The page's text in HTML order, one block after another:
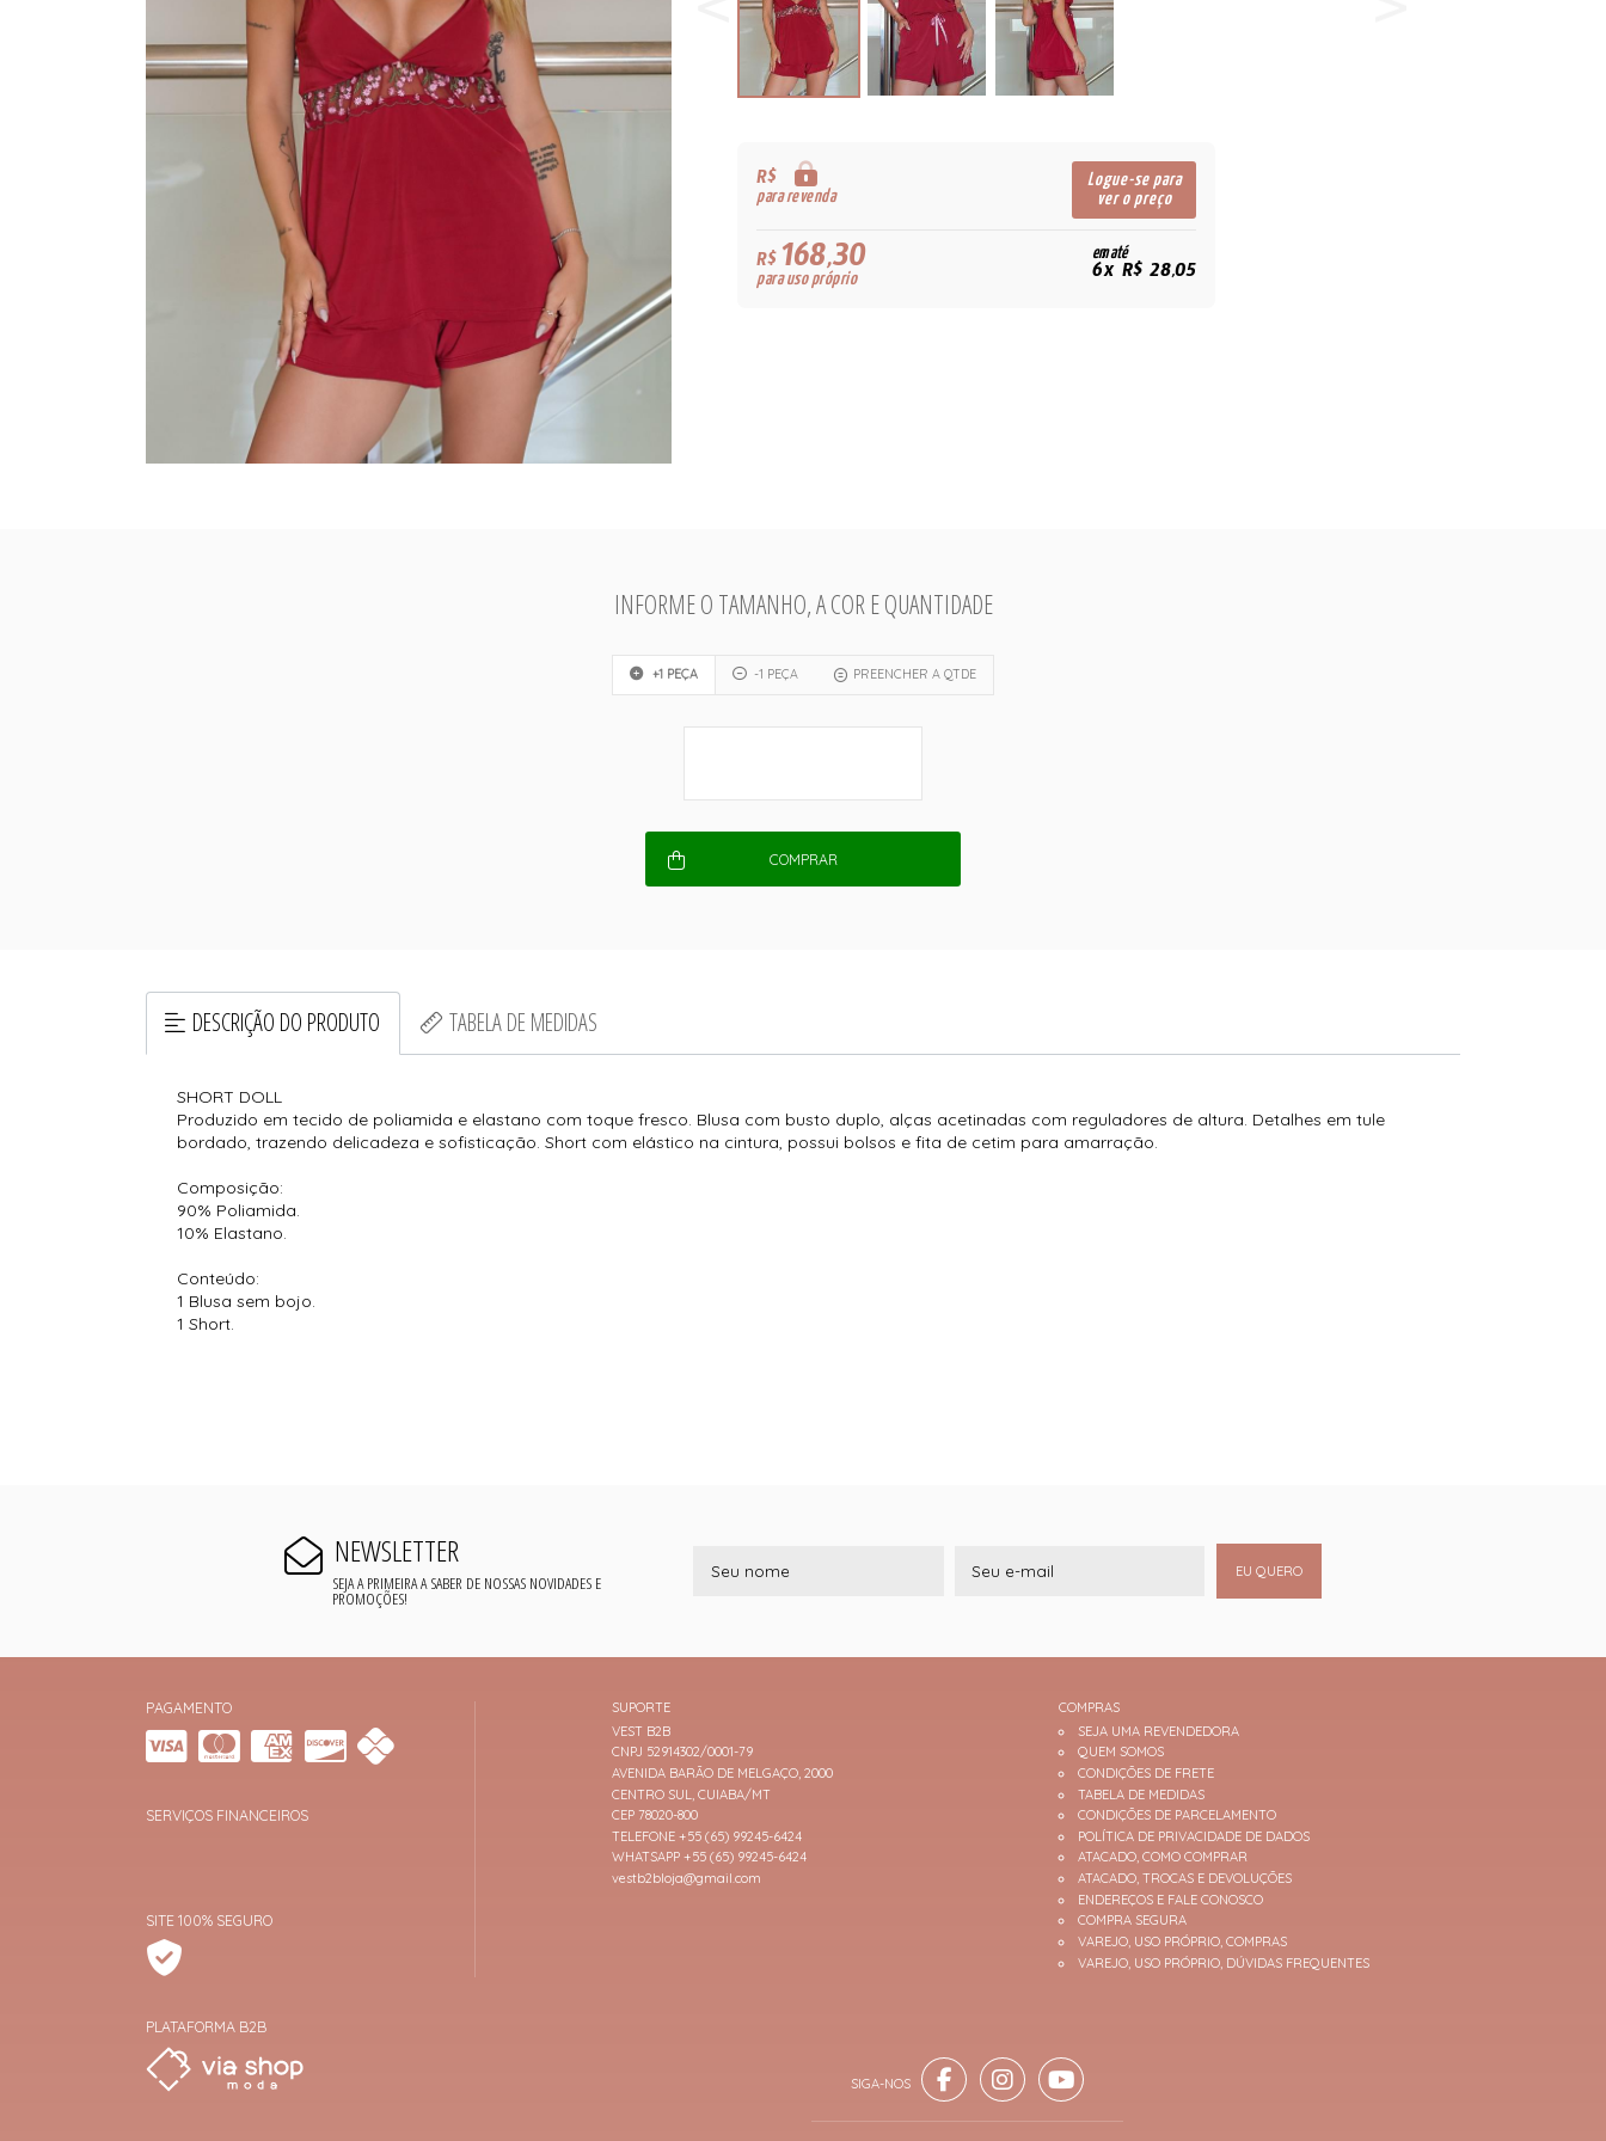
R$
para revenda
Logue-se para
ver o preço
R$168,30
para uso próprio
em até
6x R$ 28,05
INFORME O TAMANHO, A COR E QUANTIDADE
+1 PEÇA -1 PEÇA PREENCHER A QTDE
COMPRAR
DESCRIÇÃO DO PRODUTO TABELA DE MEDIDAS
SHORT DOLL
Produzido em tecido de poliamida e elastano com toque fresco. Blusa com busto duplo, alças acetinadas com reguladores de altura. Detalhes em tule
bordado, trazendo delicadeza e sofisticação. Short com elástico na cintura, possui bolsos e fita de cetim para amarração.
Composição:
90% Poliamida.
10% Elastano.
Conteúdo:
1 Blusa sem bojo.
1 Short.
NEWSLETTER
SEJA A PRIMEIRA A SABER DE NOSSAS NOVIDADES E
PROMOÇÕES!
EU QUERO
PAGAMENTO
SERVIÇOS FINANCEIROS
SITE 100% SEGURO
PLATAFORMA B2B
SUPORTE
VEST B2B
CNPJ 52914302/0001-79
AVENIDA BARÃO DE MELGAÇO, 2000
CENTRO SUL, CUIABA/MT
CEP 78020-800
TELEFONE +55 (65) 99245-6424
WHATSAPP +55 (65) 99245-6424
vestb2bloja@gmail.com
COMPRAS
SEJA UMA REVENDEDORA
QUEM SOMOS
CONDIÇÕES DE FRETE
TABELA DE MEDIDAS
CONDIÇÕES DE PARCELAMENTO
POLÍTICA DE PRIVACIDADE DE DADOS
ATACADO, COMO COMPRAR
ATACADO, TROCAS E DEVOLUÇÕES
ENDEREÇOS E FALE CONOSCO
COMPRA SEGURA
VAREJO, USO PRÓPRIO, COMPRAS
VAREJO, USO PRÓPRIO, DÚVIDAS FREQUENTES